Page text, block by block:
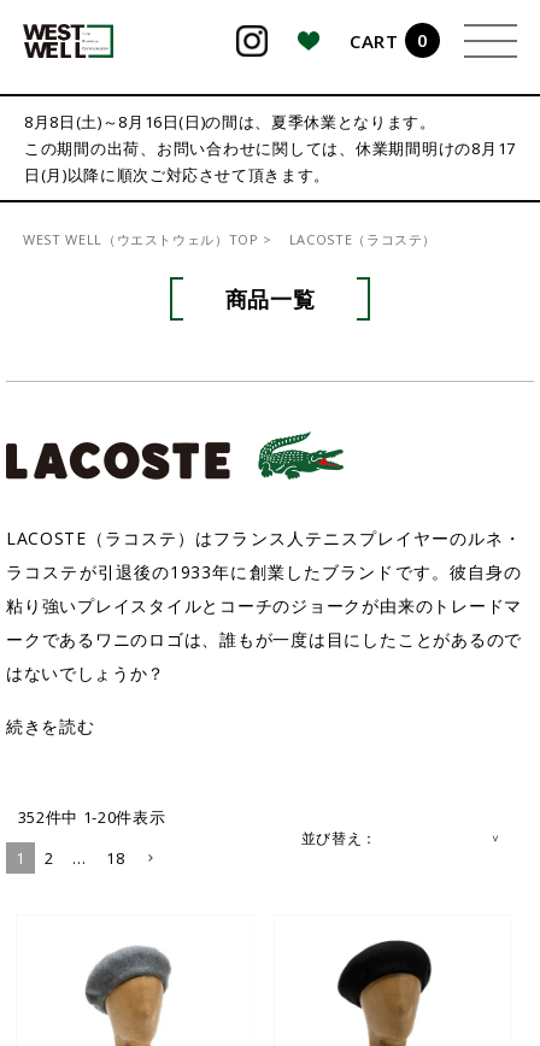
CART
0
8月8日(土)～8月16日(日)の間は、夏季休業となります。
この期間の出荷、お問い合わせに関しては、休業期間明けの8月17
日(月)以降に順次ご対応させて頂きます。
WEST WELL（ウエストウェル）TOP LACOSTE（ラコステ）
商品一覧
LACOSTE（ラコステ）はフランス人テニスプレイヤーのルネ・
ラコステが引退後の1933年に創業したブランドです。彼自身の
粘り強いプレイスタイルとコーチのジョークが由来のトレードマ
ークであるワニのロゴは、誰もが一度は目にしたことがあるので
はないでしょうか？
続きを読む
並び替え
352件中 1-20件表示
1
2 … 18